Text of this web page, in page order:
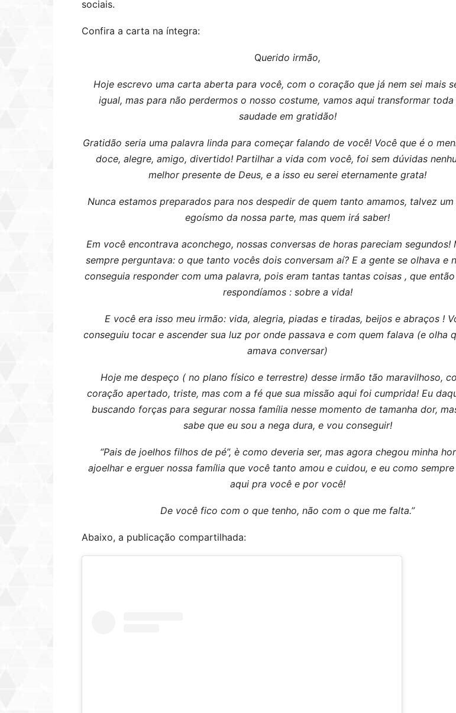
sociais.
Confira a carta na íntegra:
Querido irmão,
Hoje escrevo uma carta aberta para você, com o coração que já nem sei mais
igual, mas para não perdermos o nosso costume, vamos aqui transformar toda
saudade em gratidão!
Gratidão seria uma palavra linda para começar falando de você! Você que é o
doce, alegre, amigo, divertido! Partilhar a vida com você, foi sem dúvidas
melhor presente de Deus, e a isso eu serei eternamente grata!
Nunca estamos preparados para nos despedir de quem tanto amamos, talvez
egoísmo da nossa parte, mas quem irá saber!
Em você encontrava aconchego, nossas conversas de horas pareciam segundos!
sempre perguntava: o que tanto vocês dois conversam aí? E a gente se olhava e
conseguia responder com uma palavra, pois eram tantas tantas coisas , que
respondíamos : sobre a vida!
E você era isso meu irmão: vida, alegria, piadas e tiradas, beijos e abraços !
conseguiu tocar e ascender sua luz por onde passava e com quem falava (e olha
amava conversar)
Hoje me despeço ( no plano físico e terrestre) desse irmão tão maravilhoso,
coração apertado, triste, mas com a fé que sua missão aqui foi cumprida! Eu
buscando forças para segurar nossa família nesse momento de tamanha dor,
sabe que eu sou a nega dura, e vou conseguir!
“Pais de joelhos filhos de pé”, è como deveria ser, mas agora chegou minha
ajoelhar e erguer nossa família que você tanto amou e cuidou, e eu como
aqui pra você e por você!
De você fico com o que tenho, não com o que me falta.”
Abaixo, a publicação compartilhada: